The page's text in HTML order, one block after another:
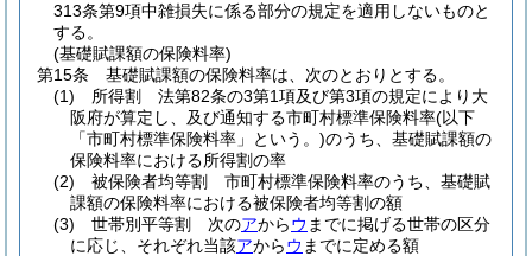
313条第9項中雑損失に係る部分の規定を適用しないものと
する。
(基礎賦課額の保険料率)
第15条
基礎賦課額の保険料率は、次のとおりとする。
(1)
所得割 法第82条の3第1項及び第3項の規定により大
阪府が算定し、及び通知する市町村標準保険料率(以下
「市町村標準保険料率」という。)のうち、基礎賦課額の
保険料率における所得割の率
(2)
被保険者均等割 市町村標準保険料率のうち、基礎賦
課額の保険料率における被保険者均等割の額
(3)
世帯別平等割 次のアからウ までに掲げる世帯の区分
に応じ、それぞれ当該アからウ までに定める額